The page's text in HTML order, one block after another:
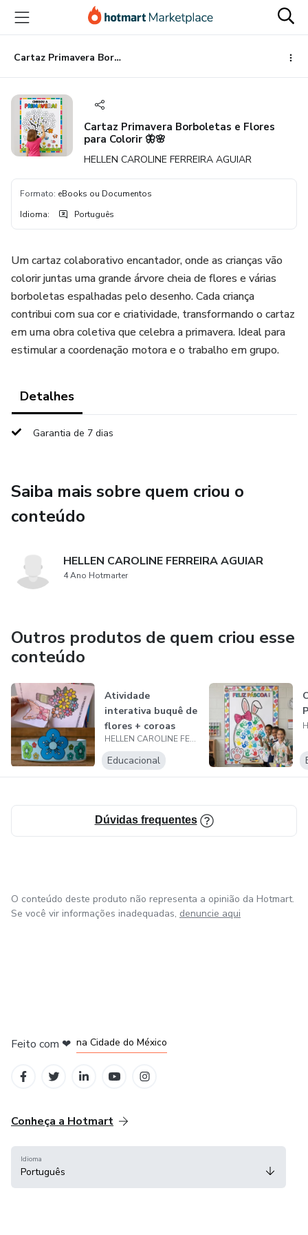
para
conteúdo
principal
para
pagamento
para
rodapé
Cartaz Primavera Borboletas e Flores para Colorir 🦋🌸
Cartaz Primavera Borboletas e Flores
para Colorir 🦋🌸
HELLEN CAROLINE FERREIRA AGUIAR
Formato: eBooks ou Documentos
Idioma: Português
Um cartaz colaborativo encantador, onde as crianças vão
colorir juntas uma grande árvore cheia de flores e várias
borboletas espalhadas pelo desenho. Cada criança
contribui com sua cor e criatividade, transformando o cartaz
em uma obra coletiva que celebra a primavera. Ideal para
estimular a coordenação motora e o trabalho em grupo.
Detalhes
Garantia de 7 dias
Saiba mais sobre quem criou o
conteúdo
HELLEN CAROLINE FERREIRA AGUIAR
4 Ano Hotmarter
Outros produtos de quem criou esse
conteúdo
Atividade
interativa buquê de
flores + coroas
menino/menina... HELLEN CAROLINE FERREIRA AGUIAR
Educacional
Dúvidas frequentes
O conteúdo deste produto não representa a opinião da Hotmart.
Se você vir informações inadequadas, denuncie aqui
Feito com ❤ na Cidade do México
Conheça a Hotmart
Idioma
Português